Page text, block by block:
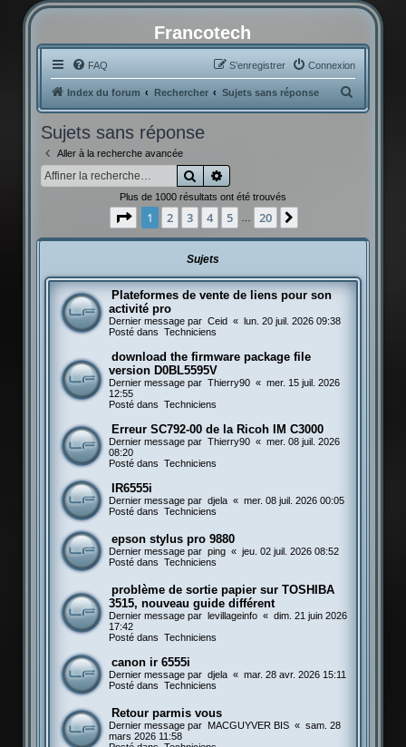
Francotech
FAQ Connexion
S’enregistrer
Index du forum Rechercher Sujets sans réponse
e
h
Sujets sans réponse
Aller à la recherche avancée
Rechercher
Plus de 1000 résultats ont été trouvés
Page 1sur20
1 2 3 4 5 20
Sujets
Plateformes de vente de liens pour son
activité pro
Dernier message par Ceid « lun. 20 juil. 2026 09:38
Posté dans Techniciens
download the firmware package file
version D0BL5595V
Dernier message par Thierry90 « mer. 15 juil. 2026
12:55
Posté dans Techniciens
Erreur SC792-00 de la Ricoh IM C3000
Dernier message par Thierry90 « mer. 08 juil. 2026
08:20
Posté dans Techniciens
IR6555i
Dernier message par djela « mer. 08 juil. 2026 00:05
Posté dans Techniciens
epson stylus pro 9880
Dernier message par ping « jeu. 02 juil. 2026 08:52
Posté dans Techniciens
problème de sortie papier sur TOSHIBA
3515, nouveau guide différent
Dernier message par levillageinfo « dim. 21 juin 2026
17:42
Posté dans Techniciens
canon ir 6555i
Dernier message par djela « mar. 28 avr. 2026 15:11
Posté dans Techniciens
Retour parmis vous
Dernier message par MACGUYVER BIS « sam. 28
mars 2026 11:58